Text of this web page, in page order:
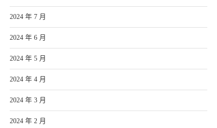
2024 年 7 月
2024 年 6 月
2024 年 5 月
2024 年 4 月
2024 年 3 月
2024 年 2 月